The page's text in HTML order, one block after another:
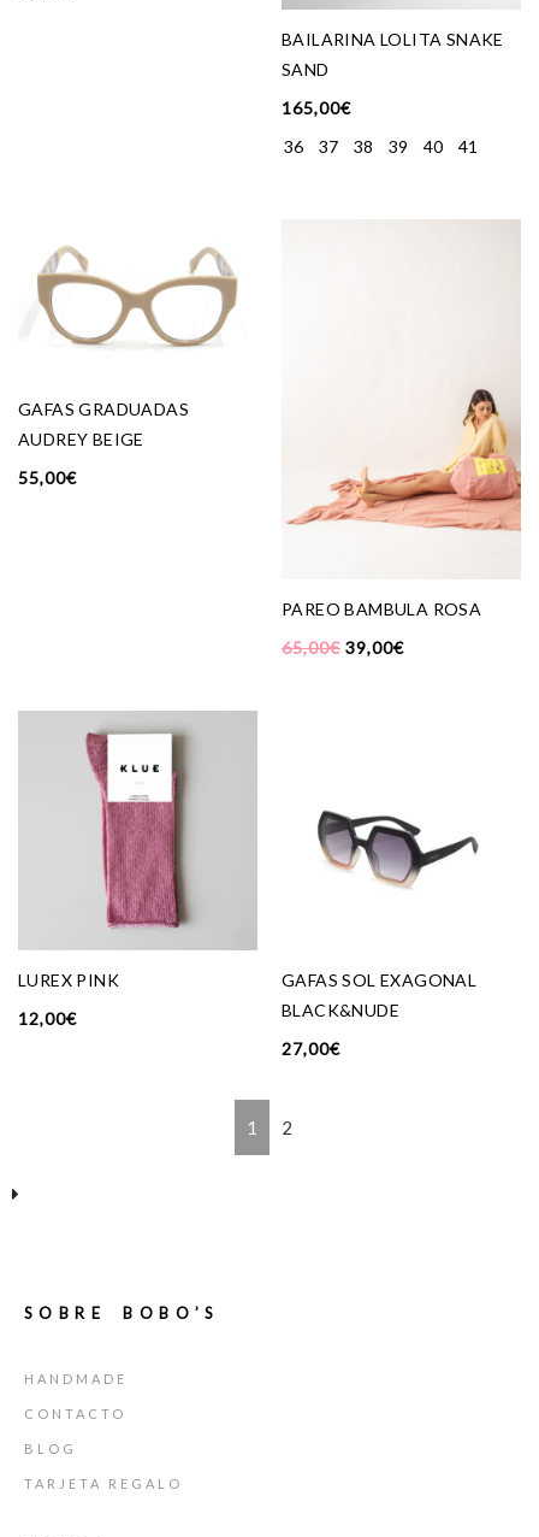
BAILARINA LOLITA SNAKE
SAND
165,00€
36
37 38 39 40 41
GAFAS GRADUADAS
AUDREY BEIGE
55,00€
PAREO BAMBULA ROSA
65,00€ 39,00€
LUREX PINK
12,00€
GAFAS SOL EXAGONAL
BLACK&NUDE
27,00€
1 2
SOBRE BOBO’S
HANDMADE
CONTACTO
BLOG
TARJETA REGALO